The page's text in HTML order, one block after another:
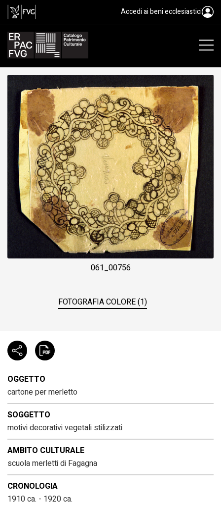
cartone, scuola merletti di
Accedi ai beni ecclesiastici
061_00756
FOTOGRAFIA COLORE (1)
OGGETTO
cartone per merletto
SOGGETTO
motivi decorativi vegetali stilizzati
AMBITO CULTURALE
scuola merletti di Fagagna
CRONOLOGIA
1910 ca. - 1920 ca.